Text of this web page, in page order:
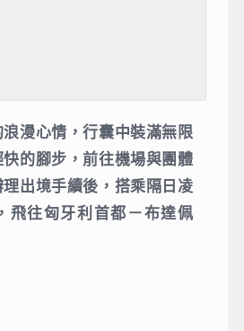
漫心情，行囊中裝滿無限
的腳步，前往機場與團體
出境手續後，搭乘隔日凌
飛往匈牙利首都－布達佩